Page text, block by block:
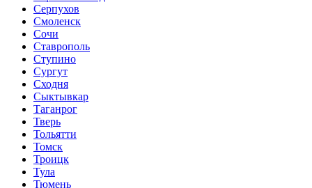
Серпухов
Смоленск
Сочи
Ставрополь
Ступино
Сургут
Сходня
Сыктывкар
Таганрог
Тверь
Тольятти
Томск
Троицк
Тула
Тюмень